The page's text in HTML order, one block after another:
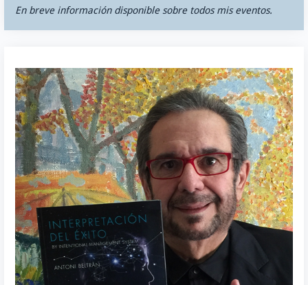
En breve información disponible sobre todos mis eventos.